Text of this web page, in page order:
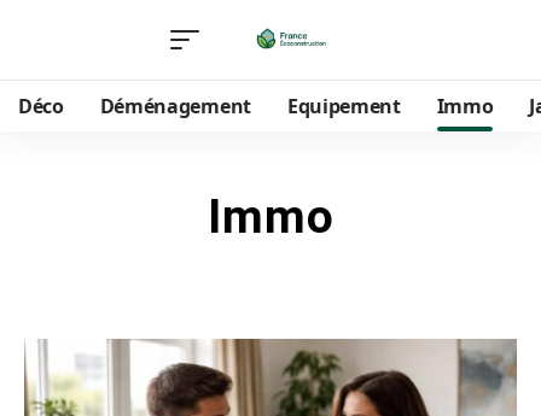
Déco Déménagement Equipement Immo
Immo